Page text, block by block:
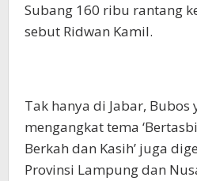
Subang 160 ribu rantang
sebut Ridwan Kamil.
Tak hanya di Jabar, Bubos
mengangkat tema
Berkah dan Kasih’ juga
Provinsi Lampung dan